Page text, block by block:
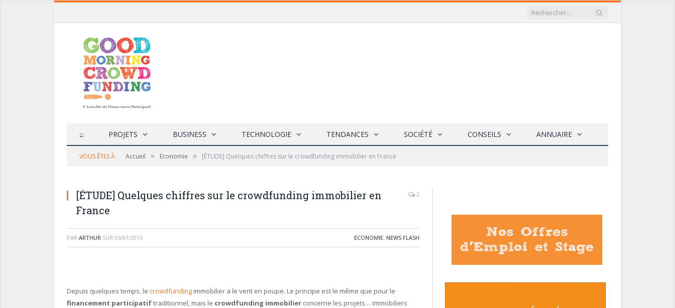
⌂ PROJETS BUSINESS TECHNOLOGIE TENDANCES SOCIÉTÉ CONSEILS ANNUAIRE
VOUS ÊTES À Accueil » Economie » [ÉTUDE] Quelques chiffres sur le crowdfunding immobilier en France
[ÉTUDE] Quelques chiffres sur le crowdfunding immobilier en
France
2
PAR ARTHUR SUR 05/01/2015 ECONOMIE, NEWS FLASH
Depuis quelques temps, le crowdfunding immobilier a le vent en poupe. Le principe est le même que pour le
financement participatiftraditionnel, mais le crowdfunding immobilier concerne les projets… immobiliers